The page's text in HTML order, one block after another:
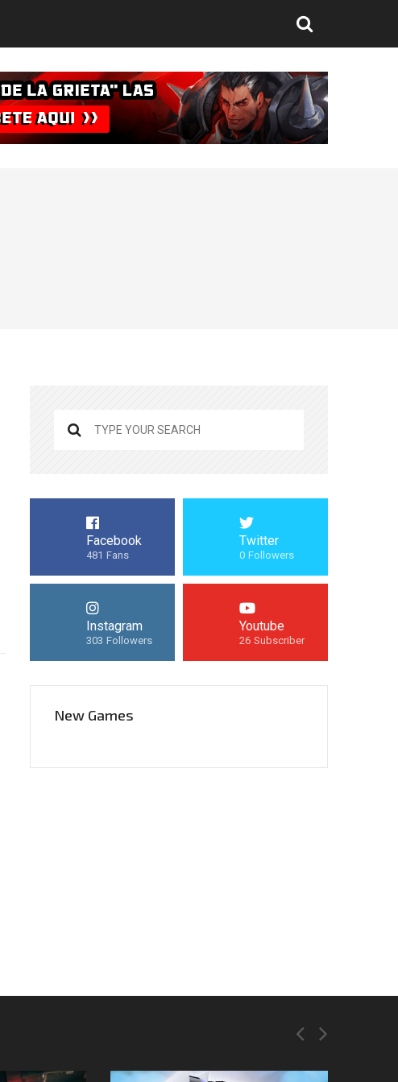
Facebook
481 Fans
Twitter
0 Followers
Instagram
303 Followers
Youtube
26 Subscriber
New Games